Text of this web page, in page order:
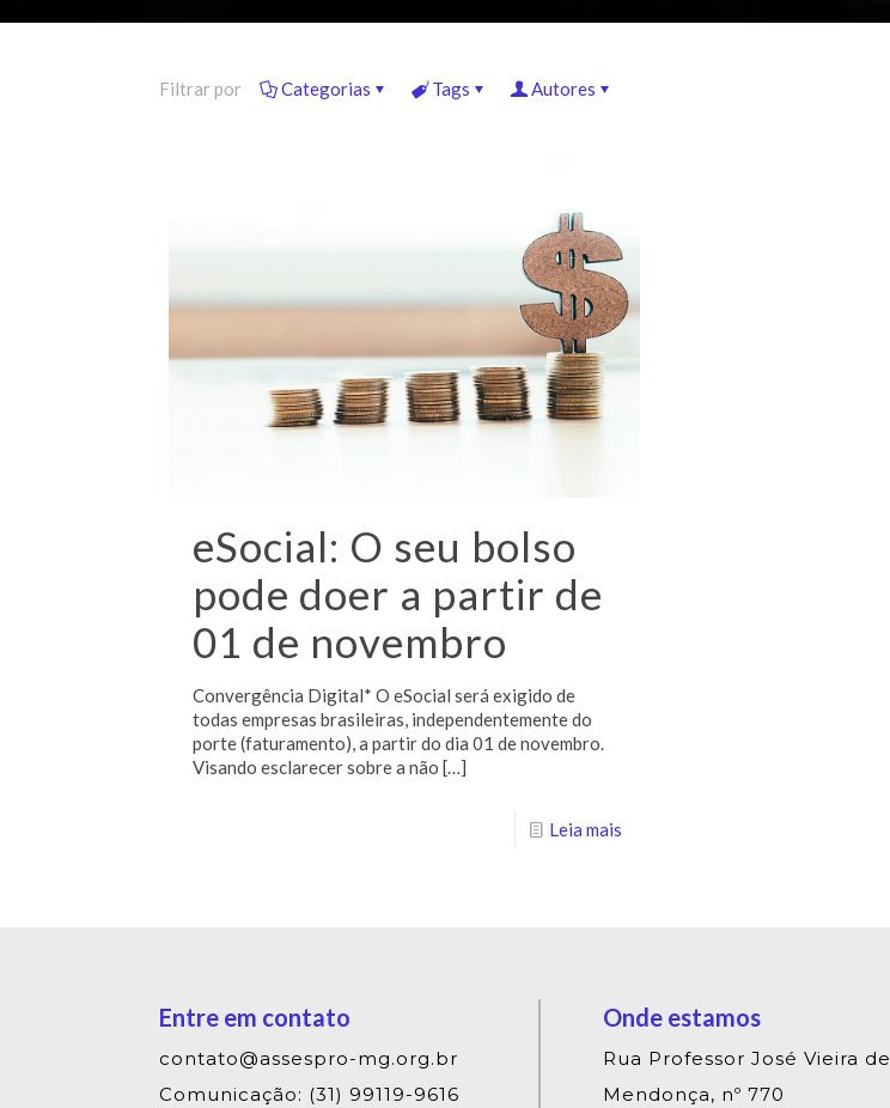
Filtrar por Categorias Tags Autores
eSocial: O seu bolso
pode doer a partir de
01 de novembro
Convergência Digital* O eSocial será exigido de
todas empresas brasileiras, independentemente do
porte (faturamento), a partir do dia 01 de novembro.
Visando esclarecer sobre a não […]
Leia mais
Entre em contato
contato@assespro-mg.org.br
Comunicação: (31) 99119-9616
Onde estamos
Rua Professor José Vieira de
Mendonça, nº 770